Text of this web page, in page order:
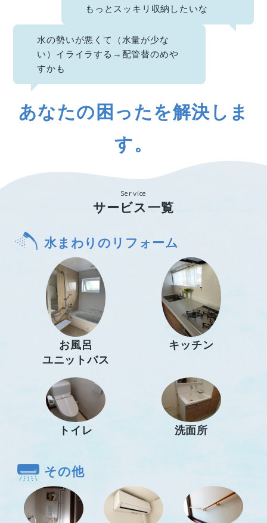
もっとスッキリ収納したいな
水の勢いが悪くて（水量が少な
い）イライラする→配管替のめや
すかも
あなたの困ったを解決しま
す。
Service
サービス一覧
水まわりのリフォーム
お風呂
ユニットバス
キッチン
トイレ 洗面所
その他